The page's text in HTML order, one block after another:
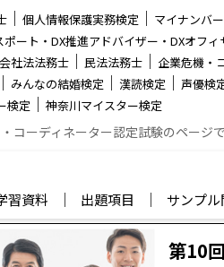
│ 個人情報保護実務検定 │ マイナンバ
ポート・DX推進アドバイザー・DXオフィ
会社法法務士 │ 民法法務士 │ 企業危機・
│ みんなの結婚検定 │ 漢読検定 │ 声優検
検定 │ 神奈川マイスター検定
コーディネーター認定試験のページ
習資料 │ 出題項目 │ サンプル
第10回